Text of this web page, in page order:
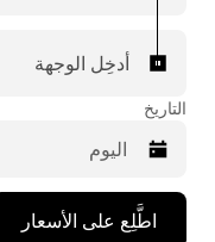
أدخِل الوجهة
التاريخ
اضغط
علىاطَّلِع على الأسعار